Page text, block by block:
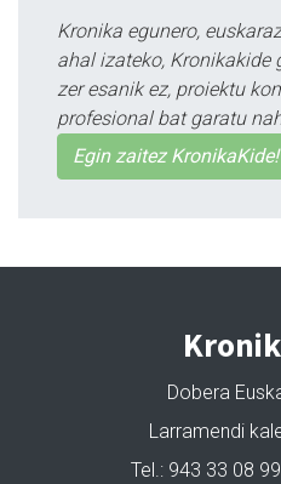
Kronika egunero,
ahal izateko, Kronikakide
zer esanik ez, proiektu
profesional bat garatu
Egin zaitez KronikaKide!
Dobera
Larramendi
Tel.: 943 33 08